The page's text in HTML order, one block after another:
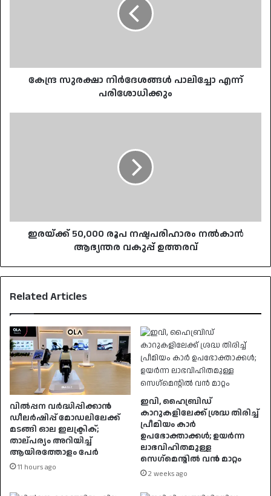
കേന്ദ്ര സുരക്ഷാ നിർദേശങ്ങൾ പാലിച്ചോ എന്ന്
പരിശോധിക്കും
ഇരയ്ക്ക് 50,000 രൂപ നഷ്ടപരിഹാരം നൽകാൻ
ആഭ്യന്തര വകുപ്പ് ഉത്തരവ്
Related Articles
വിൽപ്പന വർദ്ധിപ്പിക്കാൻ
ഡീലർഷിപ്പ് മോഡലിലേക്ക്
മടങ്ങി ഓല ഇലക്ട്രിക്;
താല്പര്യം അറിയിച്ച്
ആയിരത്തോളം പേർ
11 hours ago
ഇവി, ഹൈബ്രിഡ്
കാറുകളിലേക്ക് ശ്രദ്ധ തിരിച്ച്
പ്രീമിയം കാർ
ഉപഭോക്താക്കൾ; ഉയർന്ന
ലാഭവിഹിതമുള്ള
സെഗ്‌മെന്റിൽ വൻ മാറ്റം
2 weeks ago